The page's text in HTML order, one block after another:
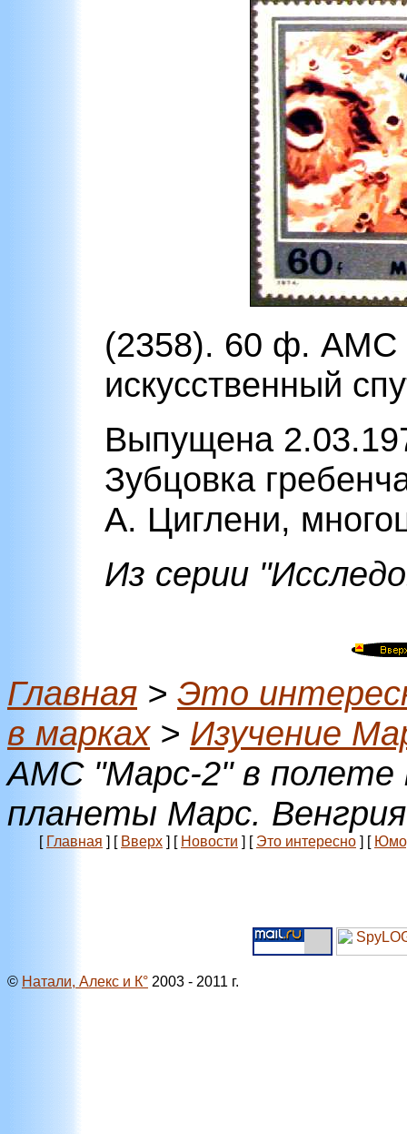
(2358). 60 ф. АМС
искусственный
Выпущена
Зубцовка
А. Циглени,
Из серии
Главная > Это
в марках> Изучение
АМС "Марс-2" в полете
планеты Марс.
[ Главная ] [ Вверх ] [ Новости ] [ Это интересно ] [
© Натали, Алекс и К° 2003 - 2011 г.